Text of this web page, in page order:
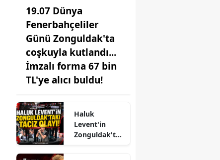
19.07 Dünya
Fenerbahçeliler
Günü Zonguldak'ta
coşkuyla kutlandı...
İmzalı forma 67 bin
TL'ye alıcı buldu!
Haluk
Levent'in
Zonguldak'ta